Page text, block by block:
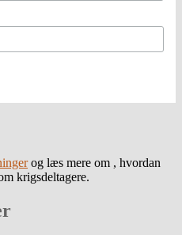
og læs mere om , hvordan
krigsdeltagere.